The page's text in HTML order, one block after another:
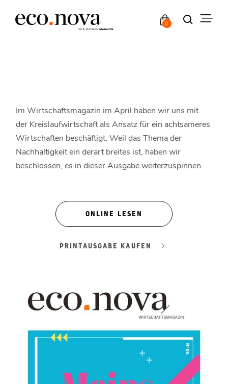
0
Im Wirtschaftsmagazin im April haben wir uns mit
der Kreislaufwirtschaft als Ansatz für ein achtsameres
Wirtschaften beschäftigt. Weil das Thema der
Nachhaltigkeit ein derart breites ist, haben wir
beschlossen, es in dieser Ausgabe weiterzuspinnen.
ONLINE LESEN
PRINTAUSGABE KAUFEN